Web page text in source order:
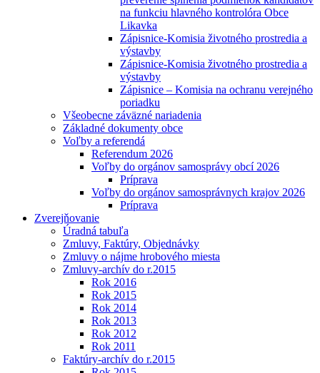
na funkciu hlavného kontrolóra Obce
Likavka
Zápisnice-Komisia životného prostredia a
výstavby
Zápisnice-Komisia životného prostredia a
výstavby
Zápisnice – Komisia na ochranu verejného
poriadku
Všeobecne záväzné nariadenia
Základné dokumenty obce
Voľby a referendá
Referendum 2026
Voľby do orgánov samosprávy obcí 2026
Príprava
Voľby do orgánov samosprávnych krajov 2026
Príprava
Zverejňovanie
Úradná tabuľa
Zmluvy, Faktúry, Objednávky
Zmluvy o nájme hrobového miesta
Zmluvy-archív do r.2015
Rok 2016
Rok 2015
Rok 2014
Rok 2013
Rok 2012
Rok 2011
Faktúry-archív do r.2015